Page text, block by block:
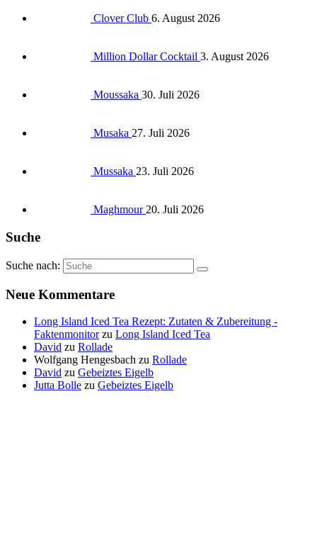
Clover Club 6. August 2026
Million Dollar Cocktail 3. August 2026
Moussaka 30. Juli 2026
Musaka 27. Juli 2026
Mussaka 23. Juli 2026
Maghmour20. Juli 2026
Suche
Suche nach:
Neue Kommentare
Long Island Iced Tea Rezept: Zutaten & Zubereitung -
Faktenmonitorzu Long Island Iced Tea
David zu Rollade
Wolfgang Hengesbach zu Rollade
David zu Gebeiztes Eigelb
Jutta Bolle zu Gebeiztes Eigelb